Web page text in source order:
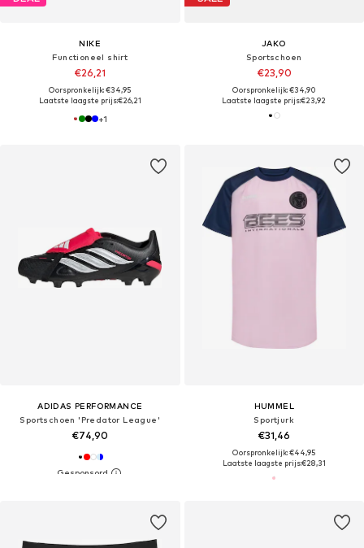
NIKE
Functioneel shirt
€26,21
Oorspronkelijk: €34,95
Laatste laagste prijs:€26,21
+1
JAKO
Sportschoen
€23,90
Oorspronkelijk: €34,90
Laatste laagste prijs:€23,92
ADIDAS PERFORMANCE
Sportschoen 'Predator League'
€74,90
HUMMEL
Sportjurk
€31,46
Oorspronkelijk: €44,95
Laatste laagste prijs:€28,31